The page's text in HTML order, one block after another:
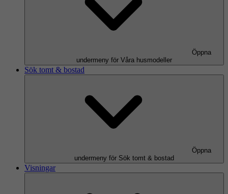
Öppna
undermeny för Våra husmodeller
Sök tomt & bostad
Öppna
undermeny för Sök tomt & bostad
Visningar